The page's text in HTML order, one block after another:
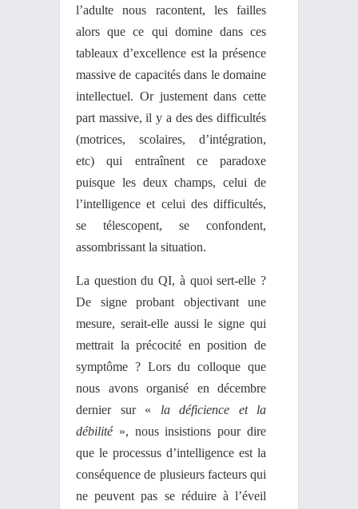
l’adulte nous racontent, les failles
alors que ce qui domine dans ces
tableaux d’excellence est la présence
massive de capacités dans le domaine
intellectuel. Or justement dans cette
part massive, il y a des des difficultés
(motrices, scolaires, d’intégration,
etc) qui entraînent ce paradoxe
puisque les deux champs, celui de
l’intelligence et celui des difficultés,
se télescopent, se confondent,
assombrissant la situation.
La question du QI, à quoi sert-elle ?
De signe probant objectivant une
mesure, serait-elle aussi le signe qui
mettrait la précocité en position de
symptôme ? Lors du colloque que
nous avons organisé en décembre
dernier sur « la déficience et la
débilité », nous insistions pour dire
que le processus d’intelligence est la
conséquence de plusieurs facteurs qui
ne peuvent pas se réduire à l’éveil